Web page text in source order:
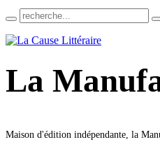
La
Maison d'édition indépendante, la